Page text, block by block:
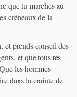
que tu marches au
créneaux de la
et prends conseil des
et que tous tes
Que les hommes
dans la crainte de